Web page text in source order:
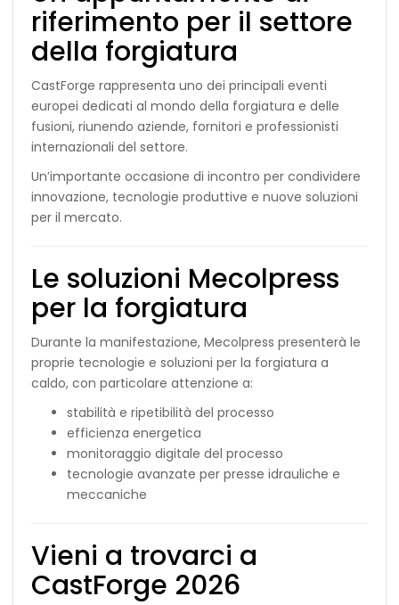
riferimento per il settore
della forgiatura
CastForge rappresenta uno dei principali eventi
europei dedicati al mondo della forgiatura e delle
fusioni, riunendo aziende, fornitori e professionisti
internazionali del settore.
Un’importante occasione di incontro per condividere
innovazione, tecnologie produttive e nuove soluzioni
per il mercato.
Le soluzioni Mecolpress
per la forgiatura
Durante la manifestazione, Mecolpress presenterà le
proprie tecnologie e soluzioni per la forgiatura a
caldo, con particolare attenzione a:
stabilità e ripetibilità del processo
efficienza energetica
monitoraggio digitale del processo
tecnologie avanzate per presse idrauliche e
meccaniche
Vieni a trovarci a
CastForge 2026